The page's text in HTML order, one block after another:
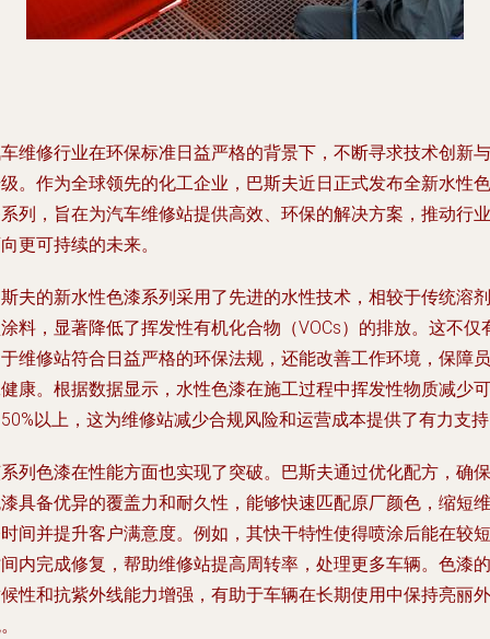
维修行业在环保标准日益严格的背景下，不断寻求技术创新与
。作为全球领先的化工企业，巴斯夫近日正式发布全新水性色
列，旨在为汽车维修站提供高效、环保的解决方案，推动行业
更可持续的未来。
夫的新水性色漆系列采用了先进的水性技术，相较于传统溶剂
料，显著降低了挥发性有机化合物（VOCs）的排放。这不仅
维修站符合日益严格的环保法规，还能改善工作环境，保障员
康。根据数据显示，水性色漆在施工过程中挥发性物质减少可
以上，这为维修站减少合规风险和运营成本提供了有力支
列色漆在性能方面也实现了突破。巴斯夫通过优化配方，确保
具备优异的覆盖力和耐久性，能够快速匹配原厂颜色，缩短维
间并提升客户满意度。例如，其快干特性使得喷涂后能在较短
内完成修复，帮助维修站提高周转率，处理更多车辆。色漆的
性和抗紫外线能力增强，有助于车辆在长期使用中保持亮丽外